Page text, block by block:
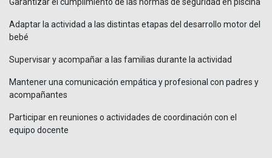
Adaptar la actividad a las distintas etapas del desarrollo motor del
bebé
Supervisar y acompañar a las familias durante la actividad
Mantener una comunicación empática y profesional con padres y
acompañantes
Participar en reuniones o actividades de coordinación con el
equipo docente